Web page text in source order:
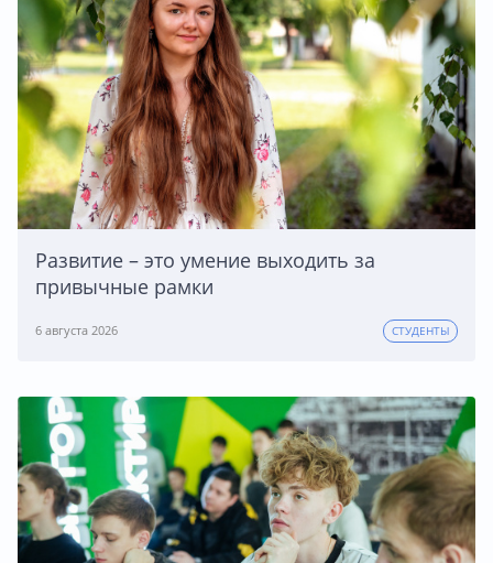
Развитие – это умение выходить за
привычные рамки
6 августа 2026 СТУДЕНТЫ